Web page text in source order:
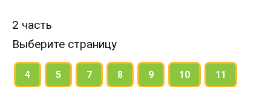
2 часть
Выберите страницу
4 5 7 8 9 10 11